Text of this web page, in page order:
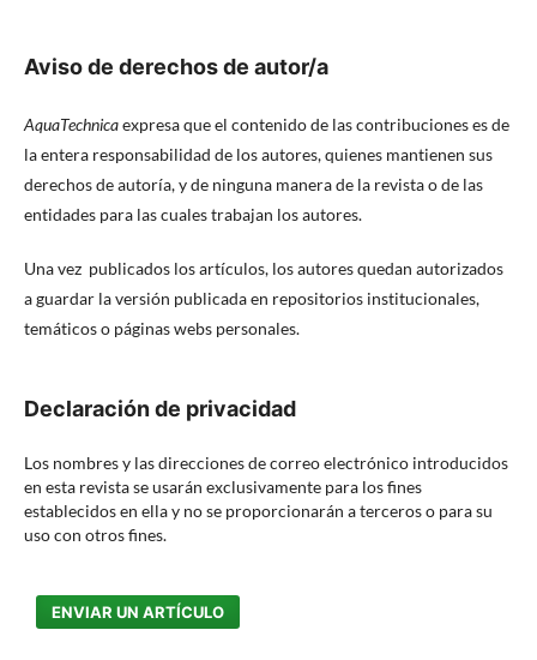
Aviso de derechos de autor/a
AquaTechnicaexpresa que el contenido de las contribuciones es de
la entera responsabilidad de los autores, quienes mantienen sus
derechos de autoría, y de ninguna manera de la revista o de las
entidades para las cuales trabajan los autores.
Una vez publicados los artículos, los autores quedan autorizados
a guardar la versión publicada en repositorios institucionales,
temáticos o páginas webs personales.
Declaración de privacidad
Los nombres y las direcciones de correo electrónico introducidos
en esta revista se usarán exclusivamente para los fines
establecidos en ella y no se proporcionarán a terceros o para su
uso con otros fines.
ENVIAR UN ARTÍCULO